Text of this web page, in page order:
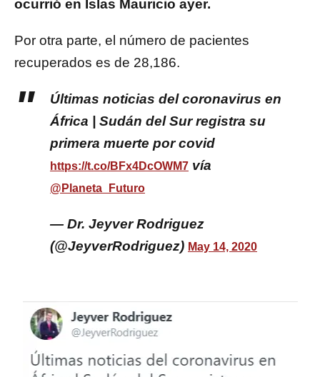
ocurrió en Islas Mauricio ayer.
Por otra parte, el número de pacientes
recuperados es de 28,186.
Últimas noticias del coronavirus en
África | Sudán del Sur registra su
primera muerte por covid
https://t.co/BFx4DcOWM7 vía
@Planeta_Futuro
— Dr. Jeyver Rodriguez
(@JeyverRodriguez) May 14, 2020